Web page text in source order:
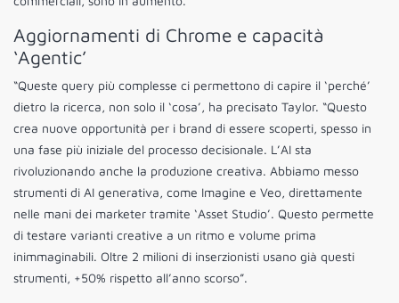
Aggiornamenti di Chrome e capacità
‘Agentic’
“Queste query più complesse ci permettono di capire il ‘perché’
dietro la ricerca, non solo il ‘cosa’, ha precisato Taylor. “Questo
crea nuove opportunità per i brand di essere scoperti, spesso in
una fase più iniziale del processo decisionale. L’AI sta
rivoluzionando anche la produzione creativa. Abbiamo messo
strumenti di AI generativa, come Imagine e Veo, direttamente
nelle mani dei marketer tramite ‘Asset Studio’. Questo permette
di testare varianti creative a un ritmo e volume prima
inimmaginabili. Oltre 2 milioni di inserzionisti usano già questi
strumenti, +50% rispetto all’anno scorso”.